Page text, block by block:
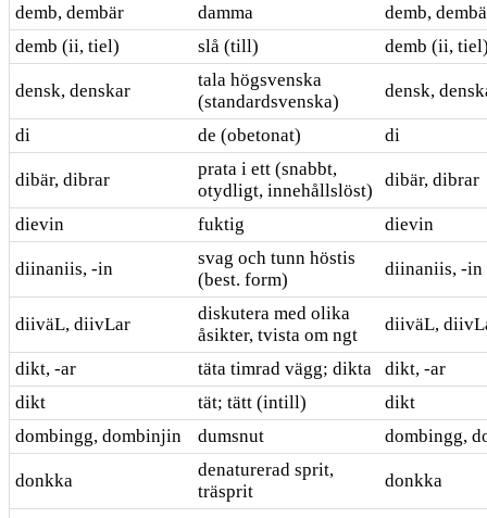
demb, dembär
damma
demb,
demb (ii, tiel)
slå (till) demb (ii,
densk, denskar
tala högsvenska
(standardsvenska)
densk,
di de (obetonat) di
dibär, dibrar
prata i ett (snabbt,
otydligt, innehållslöst)
dibär, dibrar
dievin fuktig dievin
diinaniis, -in
svag och tunn höstis
(best. form)
diinaniis, -in
diiväL, diivLar
diskutera med olika
åsikter, tvista om ngt
diiväL,
dikt, -ar täta timrad vägg; dikta
dikt, -ar
dikt
tät; tätt (intill)
dikt
dombingg, dombinjin
dumsnut dombingg,
donkka
denaturerad sprit,
träsprit
donkka